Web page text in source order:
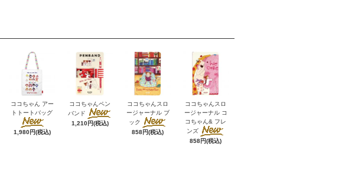
ココちゃん アー
トトートバッグ
1,980円(税込)
ココちゃんペン
バンド
1,210円(税込)
ココちゃんスロ
ージャーナル ブ
ック
858円(税込)
ココちゃんスロ
ージャーナル コ
コちゃん& フレ
ンズ
858円(税込)